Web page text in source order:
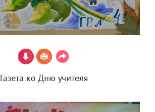
Газета ко Дню учителя